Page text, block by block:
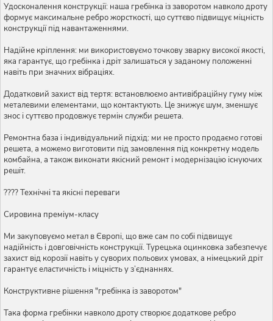
Удосконалення конструкції: наша гребінка із заворотом навколо дроту
формує максимальне ребро жорсткості, що суттєво підвищує міцність
конструкції під навантаженнями.
Надійне кріплення: ми використовуємо точкову зварку високої якості,
яка гарантує, що гребінка і дріт залишаться у заданому положенні
навіть при значних вібраціях.
Додатковий захист від тертя: встановлюємо антивібраційну гуму між
металевими елементами, що контактують. Це знижує шум, зменшує
знос і суттєво продовжує термін служби решета.
Ремонтна база і індивідуальний підхід: ми не просто продаємо готові
решета, а можемо виготовити під замовлення під конкретну модель
комбайна, а також виконати якісний ремонт і модернізацію існуючих
решіт.
???? Технічні та якісні переваги
Сировина преміум-класу
Ми закуповуємо метал в Європі, що вже сам по собі підвищує
надійність і довговічність конструкції. Турецька оцинковка забезпечує
захист від корозії навіть у суворих польових умовах, а німецький дріт
гарантує еластичність і міцність у з’єднаннях.
Конструктивне рішення "гребінка із заворотом"
Така форма гребінки навколо дроту створює додаткове ребро